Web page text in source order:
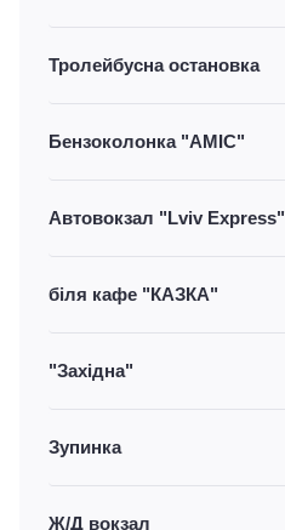
Тролейбусна остановка
Бензоколонка "AMIC"
Автовокзал "Lviv Express"
біля кафе "КАЗКА"
"Західна"
Зупинка
Ж/Д вокзал